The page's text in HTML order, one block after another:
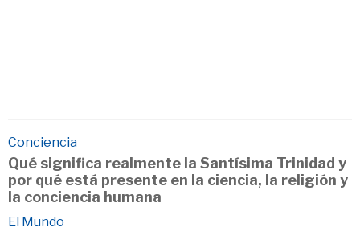
Conciencia
Qué significa realmente la Santísima Trinidad y
por qué está presente en la ciencia, la religión y
la conciencia humana
El Mundo